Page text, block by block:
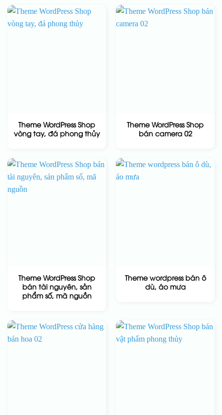
Theme WordPress Shop
vòng tay, đá phong thủy
Theme WordPress Shop
bán camera 02
Theme WordPress Shop
bán tài nguyên, sản
phẩm số, mã nguồn
Theme wordpress bán ô
dù, áo mưa